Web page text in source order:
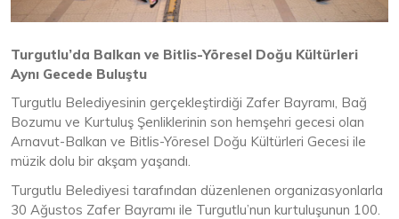
Turgutlu’da Balkan ve Bitlis-Yöresel Doğu Kültürleri
Aynı Gecede Buluştu
Turgutlu Belediyesinin gerçekleştirdiği Zafer Bayramı, Bağ
Bozumu ve Kurtuluş Şenliklerinin son hemşehri gecesi olan
Arnavut-Balkan ve Bitlis-Yöresel Doğu Kültürleri Gecesi ile
müzik dolu bir akşam yaşandı.
Turgutlu Belediyesi tarafından düzenlenen organizasyonlarla
30 Ağustos Zafer Bayramı ile Turgutlu’nun kurtuluşunun 100.